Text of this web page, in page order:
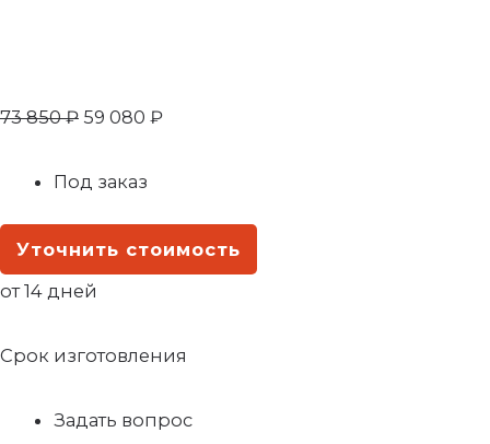
73 850₽ 59 080 ₽
Под заказ
Уточнить стоимость
от 14 дней
Срок изготовления
Задать вопрос